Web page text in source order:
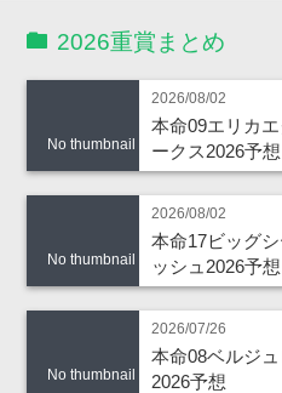
2026重賞まとめ
No thumbnail
2026/08/02
本命09エリカ
ークス2026予想
No thumbnail
2026/08/02
本命17ビッグ
ッシュ2026予想
No thumbnail
2026/07/26
本命08ベルジ
2026予想